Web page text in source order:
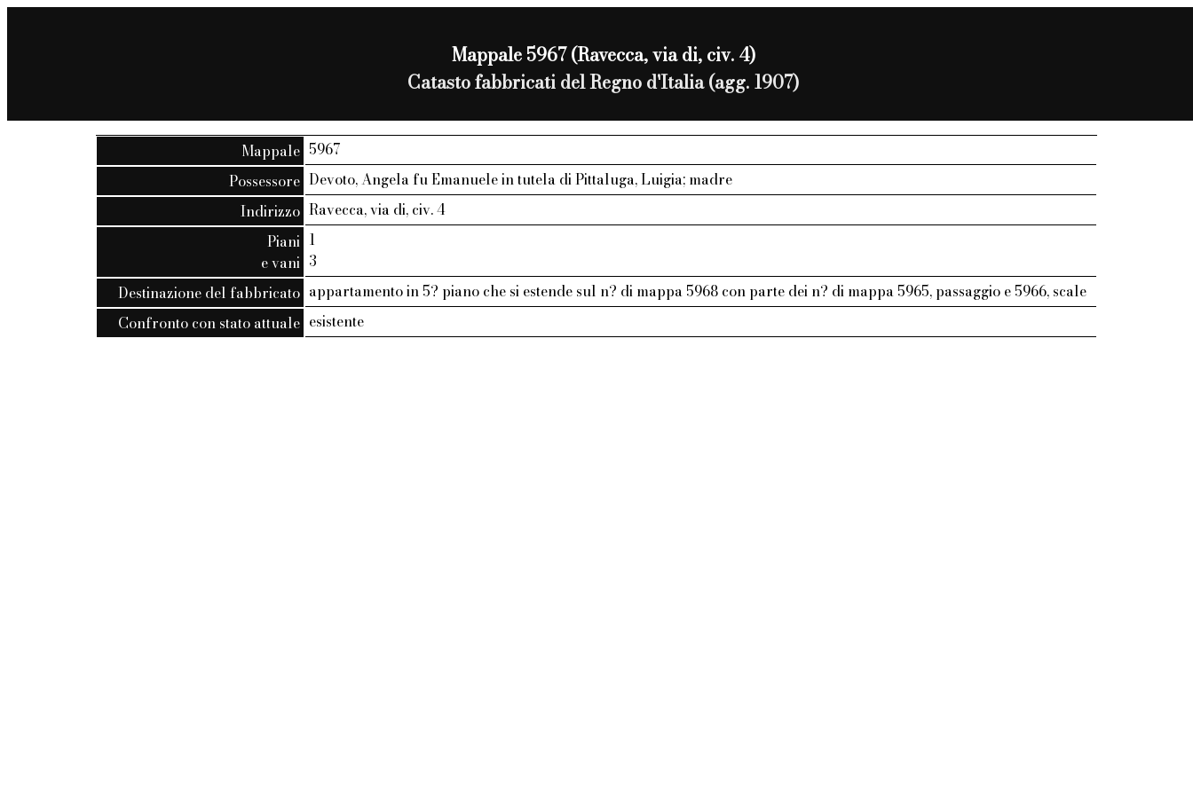
Mappale 5967 (Ravecca, via di, civ. 4)
Catasto fabbricati del Regno d'Italia (agg. 1907)
Mappale 5967
Possessore Devoto, Angela fu Emanuele in tutela di Pittaluga, Luigia; madre
Indirizzo Ravecca, via di, civ. 4
Piani
e vani
1
3
Destinazione del fabbricato appartamento in 5? piano che si estende sul n? di mappa 5968 con parte dei n? di mappa 5965, passaggio e 5966, scale
Confronto con stato attuale esistente